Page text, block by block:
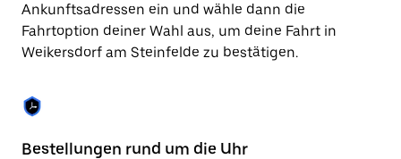
Ankunftsadressen ein und wähle dann die
Fahrtoption deiner Wahl aus, um deine Fahrt in
Weikersdorf am Steinfelde zu bestätigen.
Bestellungen rund um die Uhr